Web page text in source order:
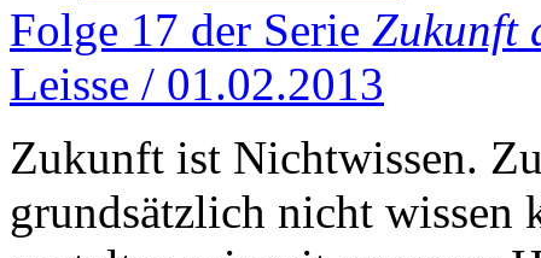
Folge 17 der Serie Zukunft
Leisse / 01.02.2013
Zukunft ist Nichtwissen.
grundsätzlich nicht wissen